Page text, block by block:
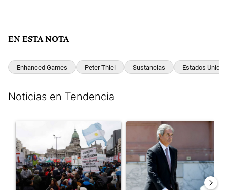
EN ESTA NOTA
Enhanced Games Peter Thiel Sustancias Estados Unidos
Noticias en Tendencia
Un artículo de tendencia con el título "Congreso vallado y
Un artículo de tendencia con